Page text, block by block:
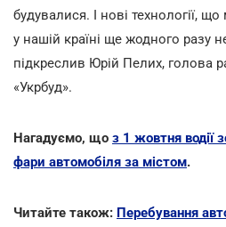
будувалися. І нові технології,
у нашій країні ще жодного разу
підкреслив Юрій Пелих, голова
«Укрбуд».
Нагадуємо, що з 1 жовтня водії
фари автомобіля за містом.
Читайте також: Перебування